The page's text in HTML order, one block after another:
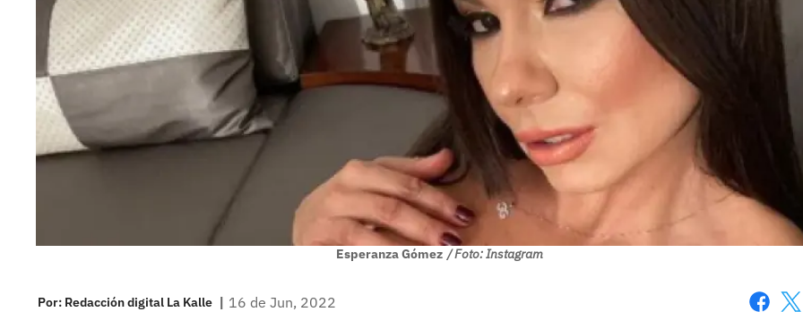
Esperanza Gómez / Foto: Instagram
Por: Redacción digital La Kalle | 16 de Jun, 2022